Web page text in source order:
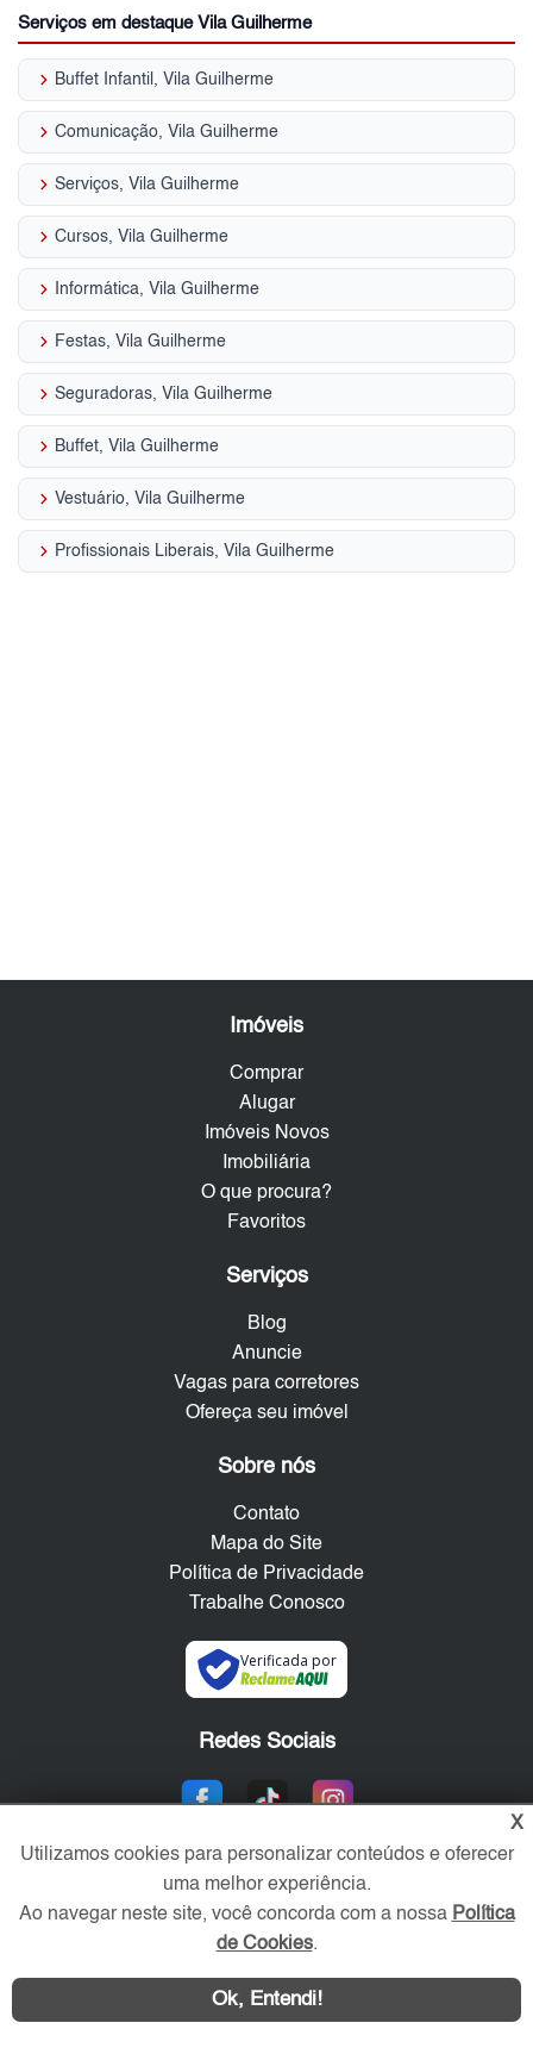
Serviços em destaque Vila Guilherme
keyboard_arrow_right Buffet Infantil, Vila Guilherme
keyboard_arrow_right Comunicação, Vila Guilherme
keyboard_arrow_right Serviços, Vila Guilherme
keyboard_arrow_right Cursos, Vila Guilherme
keyboard_arrow_right Informática, Vila Guilherme
keyboard_arrow_right Festas, Vila Guilherme
keyboard_arrow_right Seguradoras, Vila Guilherme
keyboard_arrow_right Buffet, Vila Guilherme
keyboard_arrow_right Vestuário, Vila Guilherme
keyboard_arrow_right Profissionais Liberais, Vila Guilherme
Imóveis
Comprar
Alugar
Imóveis Novos
Imobiliária
O que procura?
Favoritos
Serviços
Blog
Anuncie
Vagas para corretores
Ofereça seu imóvel
Sobre nós
Contato
Mapa do Site
Política de Privacidade
Trabalhe Conosco
Verificada por
Redes Sociais
Área exclusiva aos anunciantes,
acesse sua conta:
X
Utilizamos cookies para personalizar conteúdos e oferecer
uma melhor experiência.
Ao navegar neste site, você concorda com a nossa Política
de Cookies.
Ok, Entendi!